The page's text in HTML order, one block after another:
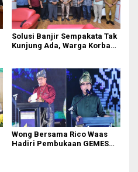
Solusi Banjir Sempakata Tak
Kunjung Ada, Warga Korban
Wong Bersama Rico Waas
Hadiri Pembukaan GEMES